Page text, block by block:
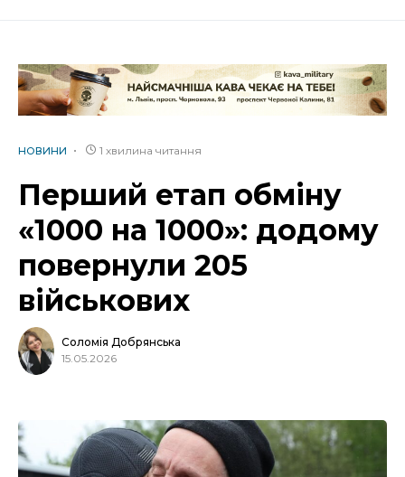
НОВИНИ 1 хвилина читання
Перший етап обміну
«1000 на 1000»: додому
повернули 205
військових
Соломія Добрянська
15.05.2026